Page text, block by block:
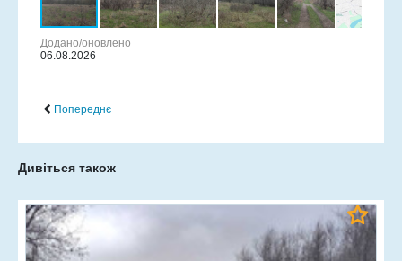
Додано/оновлено
06.08.2026
Попереднє
Дивіться також